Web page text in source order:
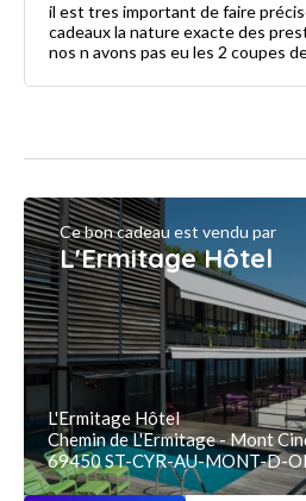
il est tres important de faire
cadeaux la nature exacte des
nos n avons pas eu les 2 coupes
Ce bon cadeau est vendu par
L'Ermitage Hôtel
L'Ermitage Hôtel
Chemin de L'Ermitage - Mont
69450 ST-CYR-AU-MONT-D-